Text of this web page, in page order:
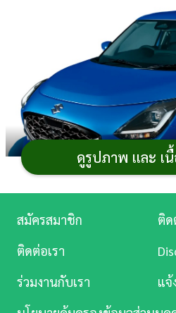
2024อัปเดตภาพและรายละเอีย
วางจำหน่ายในญี่ปุ่น โดยยังคงเ
เดิร์นขึ้น และคาดว่าจะทำตลาด
ดูรูปภาพ และ เ
ศึกษา
บันเทิง
ดู
Music
สมัครสมาชิก
ติ
ติดต่อเรา
ร่วมงานกับเรา
แ